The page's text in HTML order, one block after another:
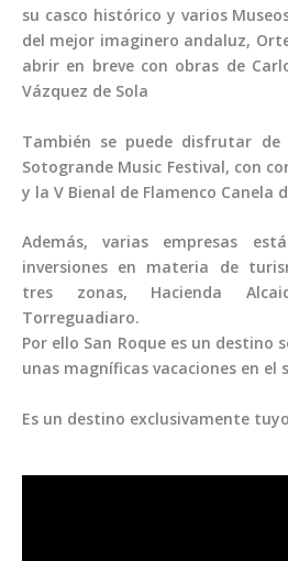
su casco histórico y varios
del mejor imaginero andaluz,
abrir en breve con obras de
Vázquez de Sola
También se puede disfrutar de
Sotogrande Music Festival, con
y la V Bienal de Flamenco Canela
Además, varias empresas
inversiones en materia de
tres zonas, Hacienda
Torreguadiaro.
Por ello San Roque es un
unas magníficas vacaciones en el
Es un destino exclusivamente